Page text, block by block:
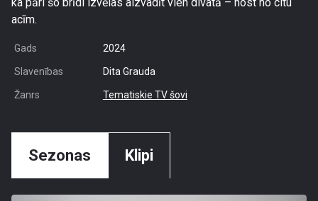
acīm.
Gads 2024
Slavenības Dita Grauda
Žanrs Tematiskie TV šovi
Sezonas Klipi